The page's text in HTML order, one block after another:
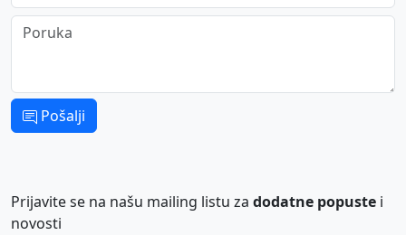
Poruka
Pošalji
Prijavite se na našu mailing listu za dodatne popuste i
novosti